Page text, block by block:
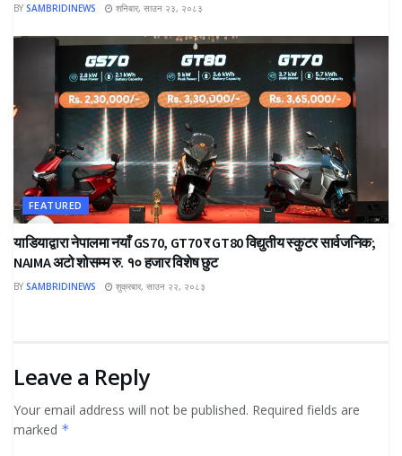
BY SAMBRIDINEWS शनिबार, साउन २३, २०८३
FEATURED
याडियाद्वारा नेपालमा नयाँ GS70, GT70 र GT80 विद्युतीय स्कुटर सार्वजनिक;
NAIMA अटो शोसम्म रु. १० हजार विशेष छुट
BY SAMBRIDINEWS शुक्रबार, साउन २२, २०८३
Leave a Reply
Your email address will not be published. Required fields are
marked *